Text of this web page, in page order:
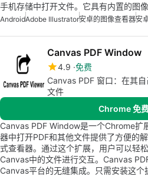
手机存储中打开文件。它具有内置的图
AndroidAdobe Illustrator安卓的图像查看器安
Canvas PDF Window
4.9 免费
Canvas PDF 窗口：在其
文件
Chrome 免
Canvas PDF Window是一个Chrome扩
器中打开PDF和其他文件提供了方便的
式查看器。通过这个扩展，用户可以轻
Canvas中的文件进行交互。Canvas
Canvas平台的无缝集成。只需安装这